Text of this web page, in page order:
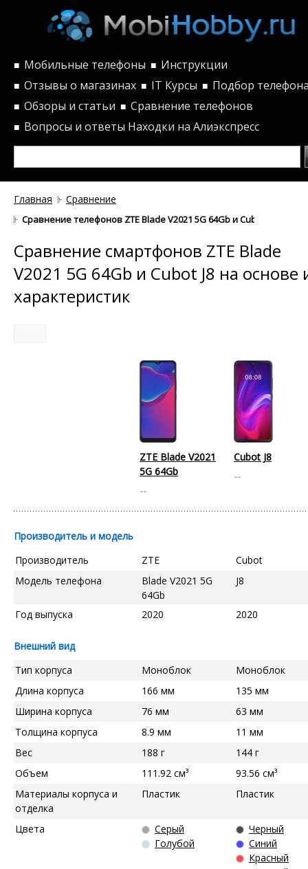
■ Мобильные телефоны ■ Инструкции
■ Отзывы о магазинах ■ IT Курсы ■ Подбор
■ Обзоры и статьи ■ Сравнение телефонов
■ Вопросы и ответы Находки на Алиэкспресс
Главная Сравнение
Сравнение телефонов ZTE Blade V2021 5G 64Gb и Cubot J8 по
Сравнение смартфонов ZTE Blade
V2021 5G 64Gb и Cubot J8 на основе
характеристик
ZTE Blade V2021
5G 64Gb
--
Cubot J8
--
Производитель и модель
Производитель
ZTE
Cubot
Модель телефона
Blade V2021 5G
64Gb
J8
Год выпуска 2020 2020
Внешний вид
Тип корпуса
Моноблок
Моноблок
Длина корпуса
166 мм
135 мм
Ширина корпуса
76 мм
63 мм
Толщина корпуса
8.9 мм
11 мм
Вес
188 г
144 г
Объем
111.92 см³
93.56 см³
Материалы корпуса и
отделка
Пластик Пластик
Цвета
Серый
Голубой
Черный
Синий
Красный